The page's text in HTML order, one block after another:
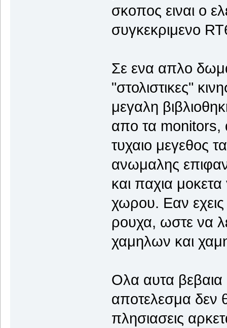
σκοπος ειναι ο
συγκεκριμενο
Σε ενα απλο
"στολιστικες"
μεγαλη
απο τα monitors,
τυχαιο μεγεθος
ανωμαλης
και παχια
χωρου. Εαν
ρουχα, ωστε να
χαμηλων και
Ολα αυτα βεβαια
αποτελεσμα δεν
πλησιασεις